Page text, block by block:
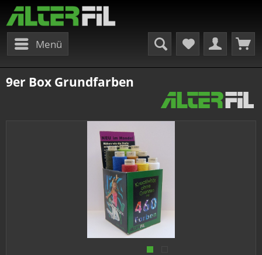
Menü
9er Box Grundfarben